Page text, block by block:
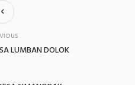
LUMBAN DOLOK